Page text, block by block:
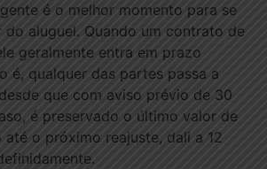
é o melhor momento para se
aluguel. Quando um contrato de
geralmente entra em prazo
é, qualquer das partes passa a
que com aviso prévio de 30
é preservado o último valor de
até o próximo reajuste, dali a 12